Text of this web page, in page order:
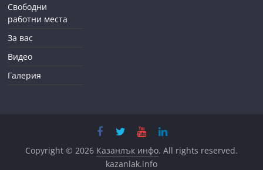
Свободни
работни места
За вас
Видео
Галерия
Copyright © 2026 Казанлък инфо. All rights reserved.
kazanlak.info